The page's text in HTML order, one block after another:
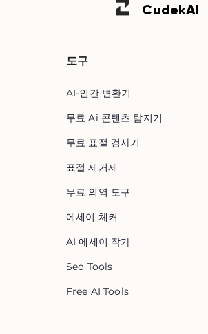
CudekAI
도구
AI-인간 변환기
무료 Ai 콘텐츠 탐지기
무료 표절 검사기
표절 제거제
무료 의역 도구
에세이 체커
AI 에세이 작가
Seo Tools
Free AI Tools